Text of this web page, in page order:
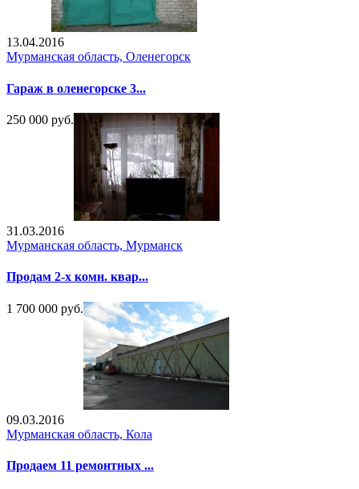
13.04.2016
Мурманская область, Оленегорск
Гараж в оленегорске 3...
250 000 руб.
31.03.2016
Мурманская область, Мурманск
Продам 2-х комн. квар...
1 700 000 руб.
09.03.2016
Мурманская область, Кола
Продаем 11 ремонтных ...